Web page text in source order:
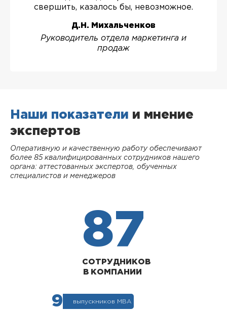
свершить, казалось бы, невозможное.
Д.Н. Михальченков
Руководитель отдела маркетинга и
продаж
Наши показатели и мнение
экспертов
Оперативную и качественную работу обеспечивают
более 85 квалифицированных сотрудников нашего
органа: аттестованных экспертов, обученных
специалистов и менеджеров
87
СОТРУДНИКОВ
В КОМПАНИИ
9 выпускников МВА